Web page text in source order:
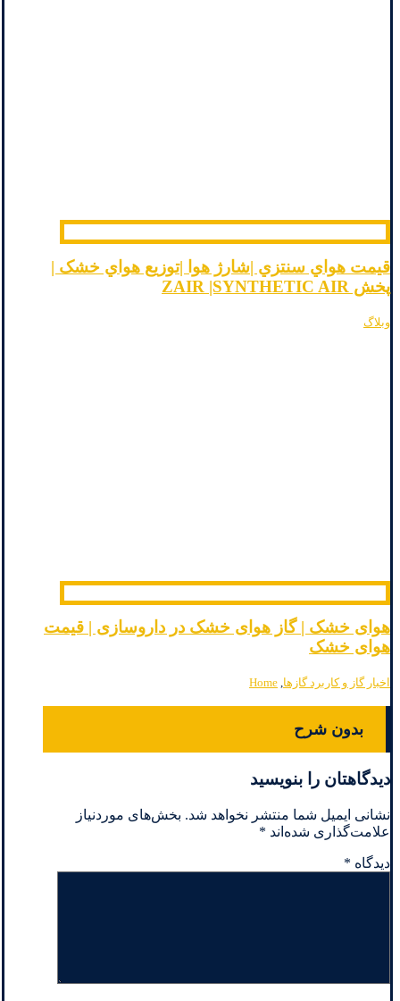
قیمت هواي سنتزي |شارژ هوا |توزیع هواي خشک |
پخش ZAIR |SYNTHETIC AIR
وبلاگ
هوای خشک | گاز هوای خشک در داروسازی | قیمت
هوای خشک
اخبار گاز و کاربرد گازها,
Home
بدون شرح
دیدگاهتان را بنویسید
نشانی ایمیل شما منتشر نخواهد شد. بخش‌های موردنیاز
علامت‌گذاری شده‌اند *
دیدگاه *